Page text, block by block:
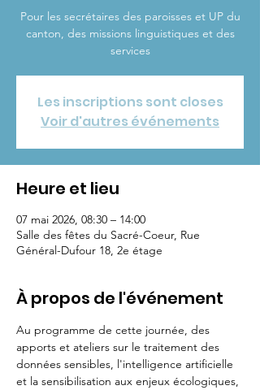
Pour les secrétaires des paroisses et UP du
canton, des missions linguistiques et des
services
Les inscriptions sont closes
Voir d'autres événements
Heure et lieu
07 mai 2026, 08:30 – 14:00
Salle des fêtes du Sacré-Coeur, Rue
Général-Dufour 18, 2e étage
À propos de l'événement
Au programme de cette journée, des
apports et ateliers sur le traitement des
données sensibles, l'intelligence artificielle
et la sensibilisation aux enjeux écologiques,